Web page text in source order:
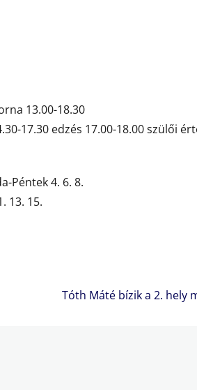
13.00-18.30
17.30 edzés 17.00-18.00 szülői
Péntek 4. 6. 8.
13. 15.
Tóth Máté bízik a 2. hely